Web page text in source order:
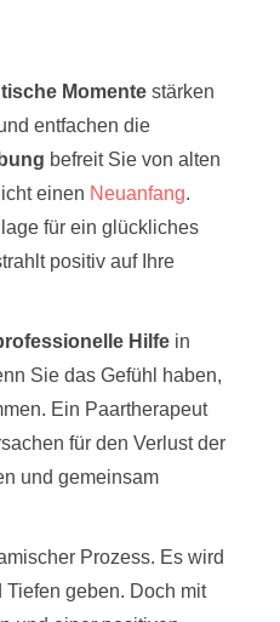
Momente stärken
entfachen die
befreit Sie von alten
einen Neuanfang.
für ein glückliches
positiv auf Ihre
Hilfe in
Sie das Gefühl haben,
Ein Paartherapeut
für den Verlust der
und gemeinsam
Prozess. Es wird
geben. Doch mit